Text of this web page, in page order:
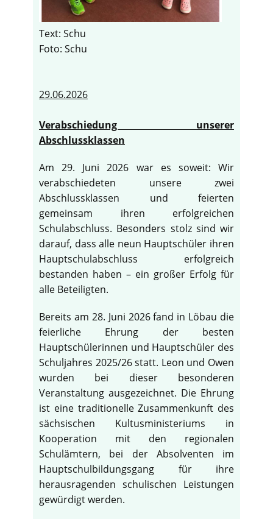
Text: Schu
Foto: Schu
29.06.2026
Verabschiedung unserer
Abschlussklassen
Am 29. Juni 2026 war es soweit: Wir
verabschiedeten unsere zwei
Abschlussklassen und feierten
gemeinsam ihren erfolgreichen
Schulabschluss. Besonders stolz sind wir
darauf, dass alle neun Hauptschüler ihren
Hauptschulabschluss erfolgreich
bestanden haben – ein großer Erfolg für
alle Beteiligten.
Bereits am 28. Juni 2026 fand in Löbau die
feierliche Ehrung der besten
Hauptschülerinnen und Hauptschüler des
Schuljahres 2025/26 statt. Leon und Owen
wurden bei dieser besonderen
Veranstaltung ausgezeichnet. Die Ehrung
ist eine traditionelle Zusammenkunft des
sächsischen Kultusministeriums in
Kooperation mit den regionalen
Schulämtern, bei der Absolventen im
Hauptschulbildungsgang für ihre
herausragenden schulischen Leistungen
gewürdigt werden.